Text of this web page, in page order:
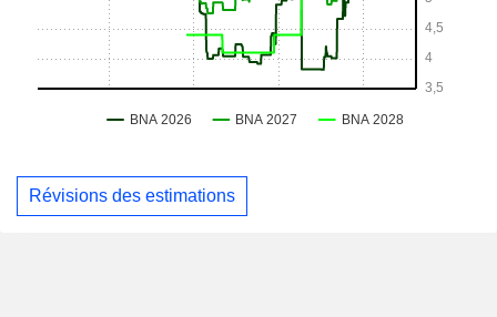
Révisions des estimations